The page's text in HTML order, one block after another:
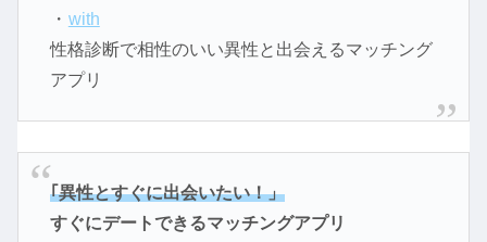
・ with
性格診断で相性のいい異性と出会えるマッチング
アプリ
｢異性とすぐに出会いたい！」
すぐにデートできるマッチングアプリ